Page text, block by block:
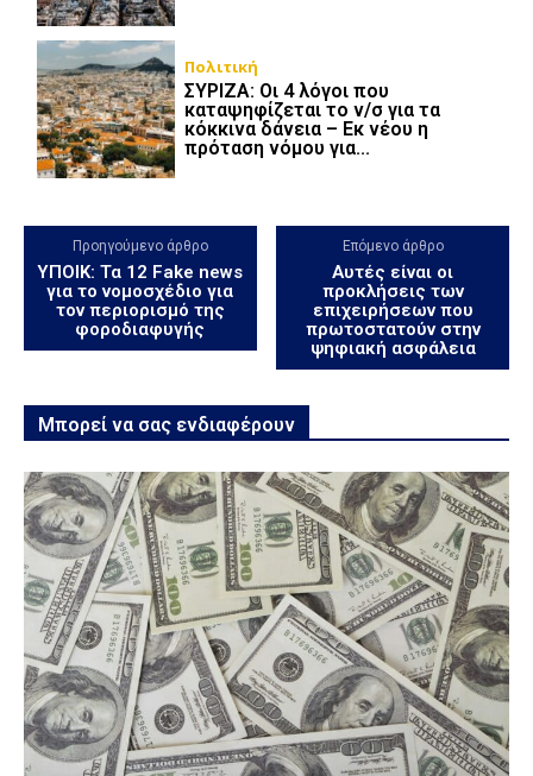
Πολιτική
ΣΥΡΙΖΑ: Οι 4 λόγοι που
καταψηφίζεται το ν/σ για τα
κόκκινα δάνεια – Εκ νέου η
πρόταση νόμου για...
Προηγούμενο άρθρο
ΥΠΟΙΚ: Τα 12 Fake news
για το νομοσχέδιο για
τον περιορισμό της
φοροδιαφυγής
Επόμενο άρθρο
Αυτές είναι οι
προκλήσεις των
επιχειρήσεων που
πρωτοστατούν στην
ψηφιακή ασφάλεια
Μπορεί να σας ενδιαφέρουν